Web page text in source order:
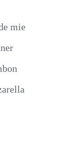
mie